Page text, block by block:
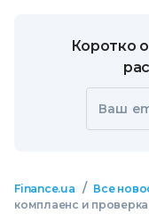
Коротко
Ваш
Finance.ua / Все
комплаенс и